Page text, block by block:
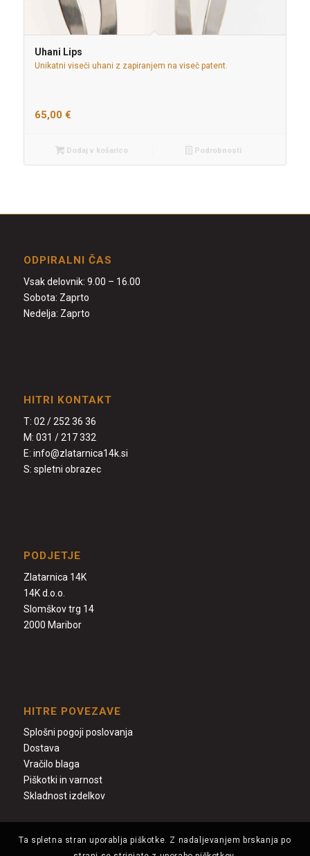
Uhani Lips
Unikatni viseči uhani z zapiranjem na viseč patent.
65,00 €
Dodaj v košarico Podrobnosti
ODPIRALNI ČAS
Vsak delovnik: 9.00 – 16.00
Sobota: Zaprto
Nedelja: Zaprto
HITRI KONTAKT
T: 02 / 252 36 36
M: 031 / 217 332
E: info@zlatarnica14k.si
S: spletni obrazec
PODJETJE
Zlatarnica 14K
14K d.o.o.
Slomškov trg 14
2000 Maribor
HITRE POVEZAVE
Splošni pogoji poslovanja
Dostava
Vračilo blaga
Piškotki in varnost
Skladnost izdelkov
Ta spletna stran uporablja piškotke. Z nadaljevanjem brskanja po